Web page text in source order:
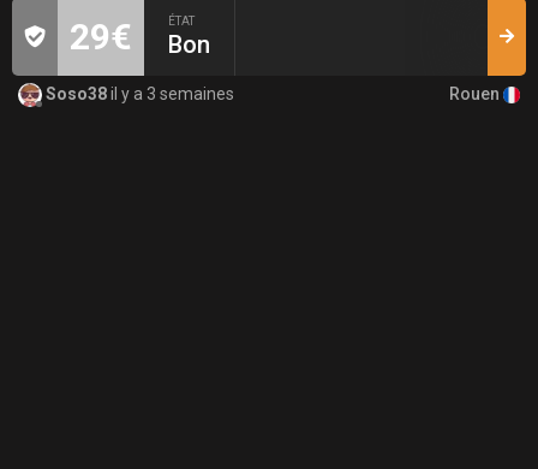
29€ ÉTAT
Bon
Soso38il y a 3 semaines Rouen